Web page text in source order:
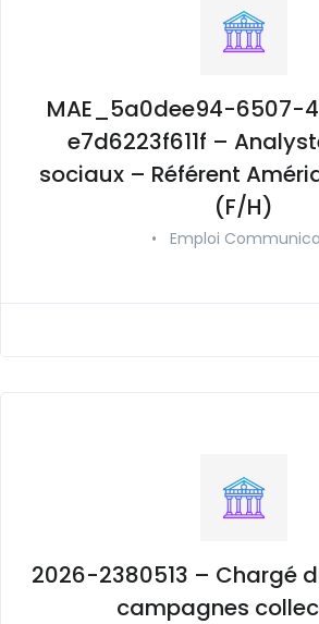
MAE_5a0dee94-6507-
e7d6223f611f –
sociaux – Référent
(F/H)
• Emploi
2026-2380513 – Chargé
campagnes